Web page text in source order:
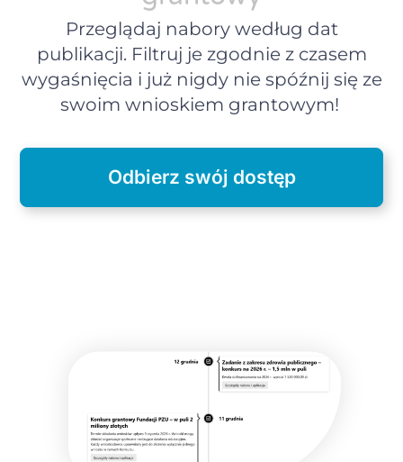
Przeglądaj nabory według dat
publikacji. Filtruj je zgodnie z czasem
wygaśnięcia i już nigdy nie spóźnij się ze
swoim wnioskiem grantowym!
Odbierz swój dostęp